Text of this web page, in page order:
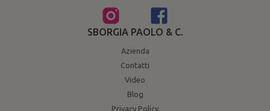
SBORGIA PAOLO & C.
Azienda
Contatti
Video
Blog
Privacy Policy